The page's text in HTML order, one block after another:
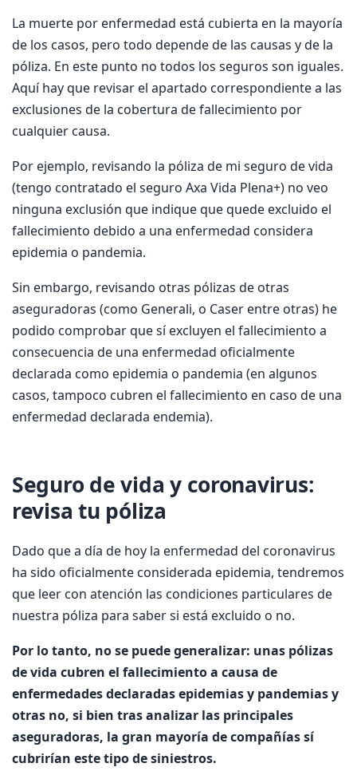
La muerte por enfermedad está cubierta en la mayoría
de los casos, pero todo depende de las causas y de la
póliza. En este punto no todos los seguros son iguales.
Aquí hay que revisar el apartado correspondiente a las
exclusiones de la cobertura de fallecimiento por
cualquier causa.
Por ejemplo, revisando la póliza de mi seguro de vida
(tengo contratado el seguro Axa Vida Plena+) no veo
ninguna exclusión que indique que quede excluido el
fallecimiento debido a una enfermedad considera
epidemia o pandemia.
Sin embargo, revisando otras pólizas de otras
aseguradoras (como Generali, o Caser entre otras) he
podido comprobar que sí excluyen el fallecimiento a
consecuencia de una enfermedad oficialmente
declarada como epidemia o pandemia (en algunos
casos, tampoco cubren el fallecimiento en caso de una
enfermedad declarada endemia).
Seguro de vida y coronavirus:
revisa tu póliza
Dado que a día de hoy la enfermedad del coronavirus
ha sido oficialmente considerada epidemia, tendremos
que leer con atención las condiciones particulares de
nuestra póliza para saber si está excluido o no.
Por lo tanto, no se puede generalizar: unas pólizas
de vida cubren el fallecimiento a causa de
enfermedades declaradas epidemias y pandemias y
otras no, si bien tras analizar las principales
aseguradoras, la gran mayoría de compañías sí
cubrirían este tipo de siniestros.